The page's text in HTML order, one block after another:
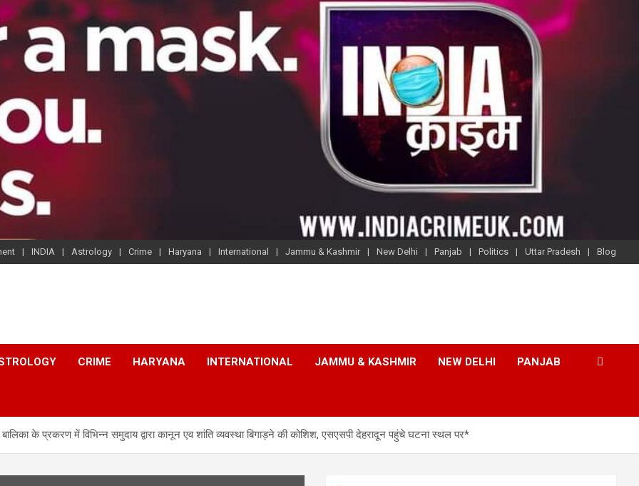
INDIA Astrology Crime Haryana International Jammu & Kashmir New Delhi Panjab Politics Uttar Pradesh Blog
CRIME HARYANA INTERNATIONAL JAMMU & KASHMIR NEW DELHI PANJAB
के प्रकरण में विभिन्न समुदाय द्वारा कानून एव शांति व्यवस्था बिगाड़ने की कोशिश, एसएसपी देहरादून पहुंचे घटना स्थल पर*